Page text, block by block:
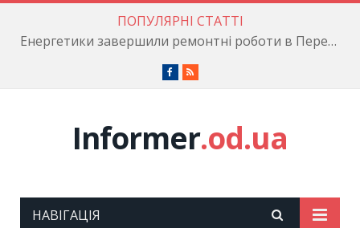
ПОПУЛЯРНІ СТАТТІ
Енергетики завершили ремонтні роботи в Пересипському районі
Facebook
RSS
Informer.od.ua
НАВІГАЦІЯ